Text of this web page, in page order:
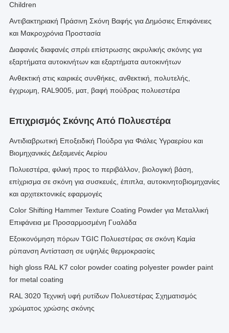
Children
Αντιβακτηριακή Πράσινη Σκόνη Βαφής για Δημόσιες Επιφάνειες
και Μακροχρόνια Προστασία
Διαφανές διαφανές σπρέι επίστρωσης ακρυλικής σκόνης για
εξαρτήματα αυτοκινήτων και εξαρτήματα αυτοκινήτων
Ανθεκτική στις καιρικές συνθήκες, ανθεκτική, πολυτελής,
έγχρωμη, RAL9005, ματ, βαφή πούδρας πολυεστέρα
Επιχρισμός Σκόνης Από Πολυεστέρα
Αντιδιαβρωτική Εποξειδική Πούδρα για Φιάλες Υγραερίου και
Βιομηχανικές Δεξαμενές Αερίου
Πολυεστέρα, φιλική προς το περιβάλλον, βιολογική βάση,
επίχρισμα σε σκόνη για συσκευές, έπιπλα, αυτοκινητοβιομηχανίες
και αρχιτεκτονικές εφαρμογές
Color Shifting Hammer Texture Coating Powder για Μεταλλική
Επιφάνεια με Προσαρμοσμένη Γυαλάδα
Εξοικονόμηση πόρων TGIC Πολυεστέρας σε σκόνη Καμία
ρύπανση Αντίσταση σε υψηλές θερμοκρασίες
high gloss RAL K7 color powder coating polyester powder paint
for metal coating
RAL 3020 Τεχνική υφή ρυτίδων Πολυεστέρας Σχηματισμός
χρώματος χρώσης σκόνης